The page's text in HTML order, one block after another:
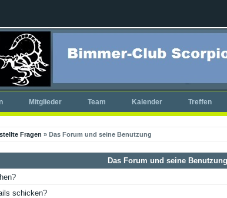
Mitglieder Team Kalender Treffen
Fragen » Das Forum und seine Benutzung
Das Forum und seine Benutzung
schicken?